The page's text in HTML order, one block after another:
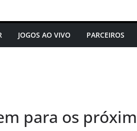
JOGOS AO VIVO PARCEIROS
para os